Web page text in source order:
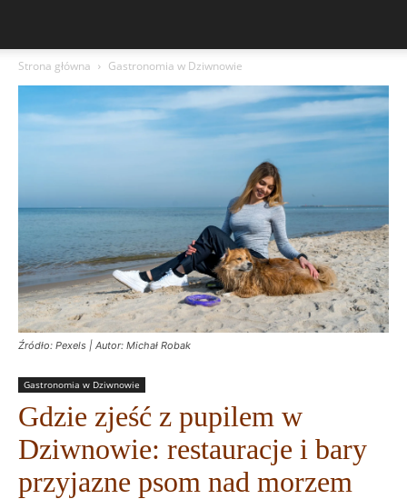
Strona główna Gastronomia w Dziwnowie
Źródło: Pexels | Autor: Michał Robak
Gastronomia w Dziwnowie
Gdzie zjeść z pupilem w
Dziwnowie: restauracje i bary
przyjazne psom nad morzem